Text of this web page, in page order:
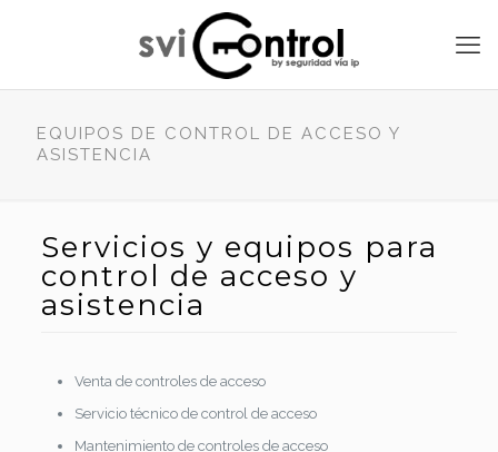
EQUIPOS DE CONTROL DE ACCESO Y
ASISTENCIA
Servicios y equipos para
control de acceso y
asistencia
Venta de controles de acceso
Servicio técnico de control de acceso
Mantenimiento de controles de acceso